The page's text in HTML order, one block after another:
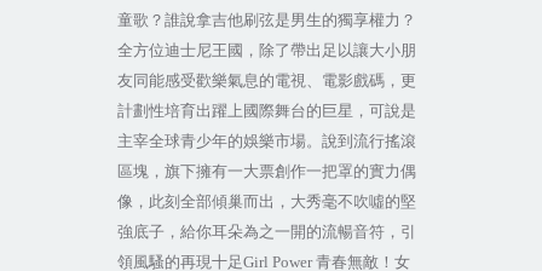
童歌？誰說拿吉他刷弦是男生的獨享權力？
全方位迪士尼王國，除了帶出足以讓大小朋
友同能感受歡樂氣息的電視、電影戲碼，更
計劃性培育出躍上國際舞台的巨星，可說是
主宰全球青少年的娛樂市場。說到流行搖滾
區塊，旗下擁有一大票創作一把罩的實力偶
像，此刻全部傾巢而出，大秀毫不吹噓的堅
強底子，給你耳朵為之一開的流暢音符，引
領風騷的再現十足Girl Power 青春無敵！女